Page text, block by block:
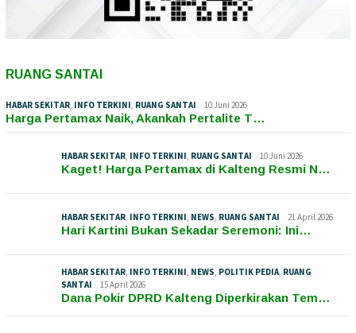
RUANG SANTAI
HABAR SEKITAR, INFO TERKINI, RUANG SANTAI 10 Juni 2026
Harga Pertamax Naik, Akankah Pertalite T…
HABAR SEKITAR, INFO TERKINI, RUANG SANTAI 10 Juni 2026
Kaget! Harga Pertamax di Kalteng Resmi N…
HABAR SEKITAR, INFO TERKINI, NEWS, RUANG SANTAI 21 April 2026
Hari Kartini Bukan Sekadar Seremoni: Ini…
HABAR SEKITAR, INFO TERKINI, NEWS, POLITIK PEDIA, RUANG
SANTAI
15 April 2026
Dana Pokir DPRD Kalteng Diperkirakan Tem…